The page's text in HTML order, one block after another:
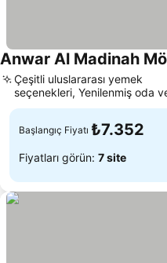
Anwar Al Madinah
Çeşitli uluslararası yemek
seçenekleri, Yenilenmiş oda
süitler
Başlangıç Fiyatı ₺7.352
Fiyatları görün: 7 site